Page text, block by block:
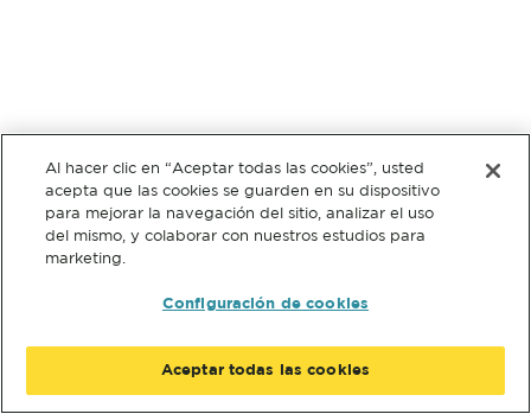
Al hacer clic en “Aceptar todas las cookies”, usted
acepta que las cookies se guarden en su dispositivo
para mejorar la navegación del sitio, analizar el uso
del mismo, y colaborar con nuestros estudios para
marketing.
Configuración de cookies
Aceptar todas las cookies